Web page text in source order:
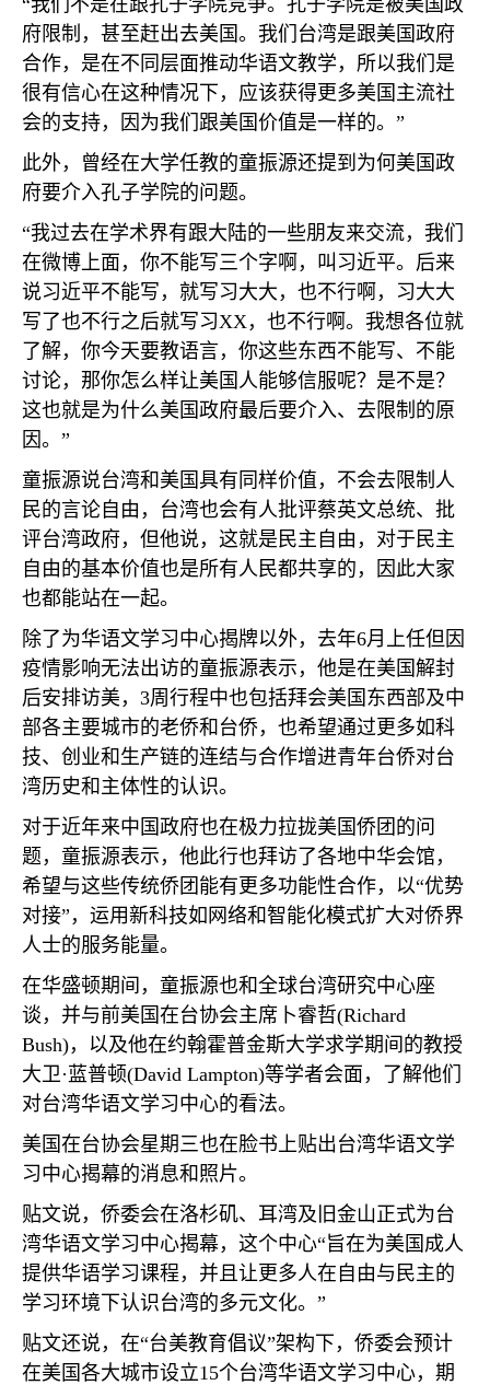
“我们不是在跟孔子学院竞争。孔子学院是被美国政
府限制，甚至赶出去美国。我们台湾是跟美国政府
合作，是在不同层面推动华语文教学，所以我们是
很有信心在这种情况下，应该获得更多美国主流社
会的支持，因为我们跟美国价值是一样的。”
此外，曾经在大学任教的童振源还提到为何美国政
府要介入孔子学院的问题。
“我过去在学术界有跟大陆的一些朋友来交流，我们
在微博上面，你不能写三个字啊，叫习近平。后来
说习近平不能写，就写习大大，也不行啊，习大大
写了也不行之后就写习XX，也不行啊。我想各位就
了解，你今天要教语言，你这些东西不能写、不能
讨论，那你怎么样让美国人能够信服呢？是不是？
这也就是为什么美国政府最后要介入、去限制的原
因。”
童振源说台湾和美国具有同样价值，不会去限制人
民的言论自由，台湾也会有人批评蔡英文总统、批
评台湾政府，但他说，这就是民主自由，对于民主
自由的基本价值也是所有人民都共享的，因此大家
也都能站在一起。
除了为华语文学习中心揭牌以外，去年6月上任但因
疫情影响无法出访的童振源表示，他是在美国解封
后安排访美， 3周行程中也包括拜会美国东西部及中
部各主要城市的老侨和台侨，也希望通过更多如科
技、创业和生产链的连结与合作增进青年台侨对台
湾历史和主体性的认识。
对于近年来中国政府也在极力拉拢美国侨团的问
题，童振源表示，他此行也拜访了各地中华会馆，
希望与这些传统侨团能有更多功能性合作，以“优势
对接”，运用新科技如网络和智能化模式扩大对侨界
人士的服务能量。
在华盛顿期间，童振源也和全球台湾研究中心座
谈，并与前美国在台协会主席卜睿哲(Richard
Bush)，以及他在约翰霍普金斯大学求学期间的教授
大卫·蓝普顿(David Lampton)等学者会面，了解他们
对台湾华语文学习中心的看法。
美国在台协会星期三也在脸书上贴出台湾华语文学
习中心揭幕的消息和照片。
贴文说，侨委会在洛杉矶、耳湾及旧金山正式为台
湾华语文学习中心揭幕，这个中心“旨在为美国成人
提供华语学习课程，并且让更多人在自由与民主的
学习环境下认识台湾的多元文化。”
贴文还说，在“台美教育倡议”架构下，侨委会预计
在美国各大城市设立15个台湾华语文学习中心，期